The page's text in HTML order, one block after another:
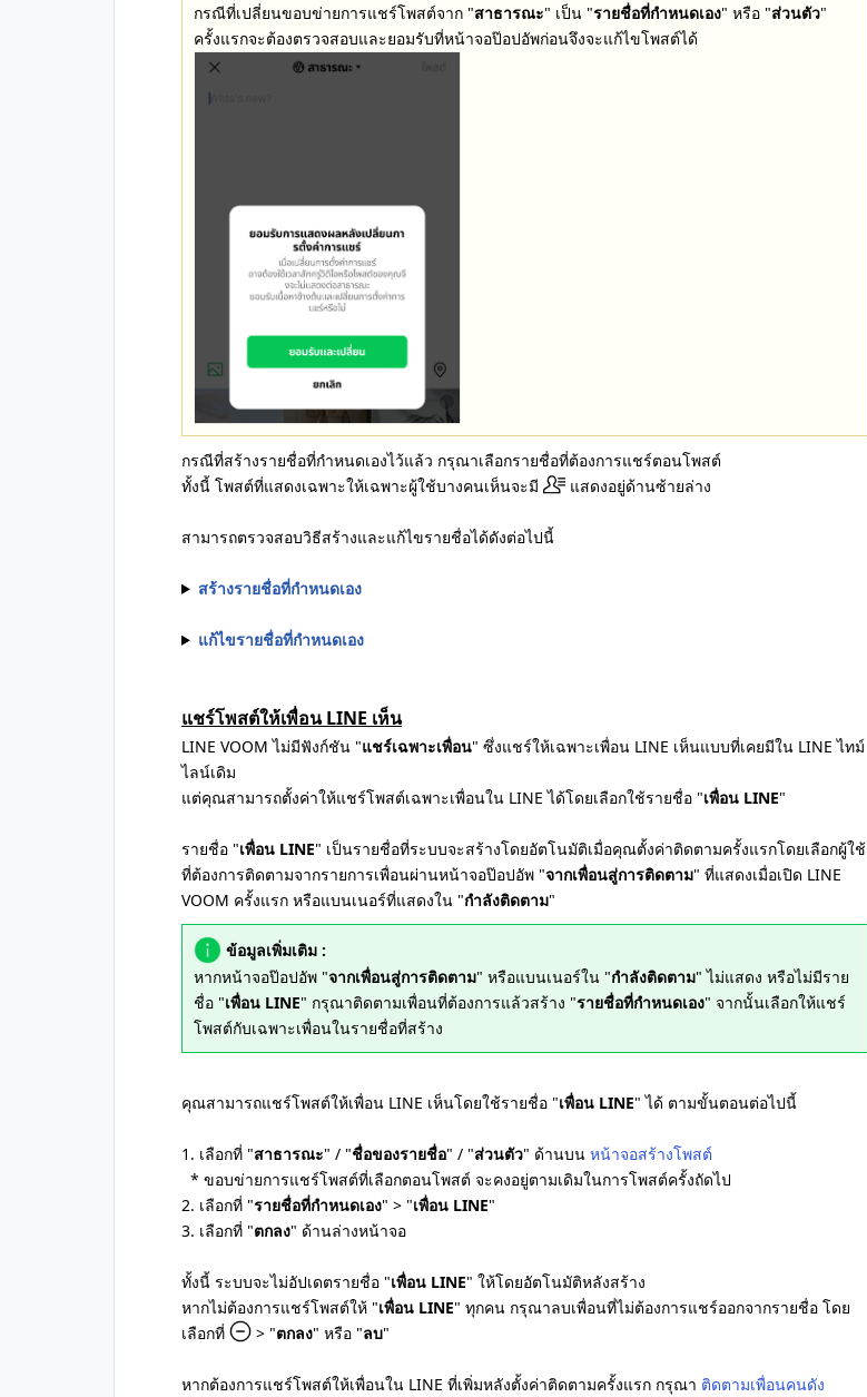
กรณีที่เปลี่ยนขอบข่ายการแชร์โพสต์จาก "สาธารณะ" เป็น "รายชื่อที่กำหนดเอง" หรือ "ส่วนตัว"
ครั้งแรกจะต้องตรวจสอบและยอมรับที่หน้าจอป๊อปอัพก่อนจึงจะแก้ไขโพสต์ได้
กรณีที่สร้างรายชื่อที่กำหนดเองไว้แล้ว กรุณาเลือกรายชื่อที่ต้องการแชร์ตอนโพสต์
ทั้งนี้ โพสต์ที่แสดงเฉพาะให้เฉพาะผู้ใช้บางคนเห็นจะมี
แสดงอยู่ด้านซ้ายล่าง
สามารถตรวจสอบวิธีสร้างและแก้ไขรายชื่อได้ดังต่อไปนี้
สร้างรายชื่อที่กำหนดเอง
แก้ไขรายชื่อที่กำหนดเอง
แชร์โพสต์ให้เพื่อน LINE เห็น
LINE VOOM ไม่มีฟังก์ชัน "แชร์เฉพาะเพื่อน" ซึ่งแชร์ให้เฉพาะเพื่อน LINE เห็นแบบที่เคยมีใน LINE ไทม์
ไลน์เดิม
แต่คุณสามารถตั้งค่าให้แชร์โพสต์เฉพาะเพื่อนใน LINE ได้โดยเลือกใช้รายชื่อ "เพื่อน LINE"
รายชื่อ "เพื่อน LINE" เป็นรายชื่อที่ระบบจะสร้างโดยอัตโนมัติเมื่อคุณตั้งค่าติดตามครั้งแรกโดยเลือกผู้ใช้
ที่ต้องการติดตามจากรายการเพื่อนผ่านหน้าจอป๊อปอัพ "จากเพื่อนสู่การติดตาม" ที่แสดงเมื่อเปิด LINE
VOOM ครั้งแรก หรือแบนเนอร์ที่แสดงใน "กำลังติดตาม"
ข้อมูลเพิ่มเติม :
หากหน้าจอป๊อปอัพ "จากเพื่อนสู่การติดตาม" หรือแบนเนอร์ใน "กำลังติดตาม" ไม่แสดง หรือไม่มีราย
ชื่อ "เพื่อน LINE" กรุณาติดตามเพื่อนที่ต้องการแล้วสร้าง "รายชื่อที่กำหนดเอง" จากนั้นเลือกให้แชร์
โพสต์กับเฉพาะเพื่อนในรายชื่อที่สร้าง
คุณสามารถแชร์โพสต์ให้เพื่อน LINE เห็นโดยใช้รายชื่อ "เพื่อน LINE" ได้ ตามขั้นตอนต่อไปนี้
1. เลือกที่ "สาธารณะ" / "ชื่อของรายชื่อ" / "ส่วนตัว" ด้านบน หน้าจอสร้างโพสต์
* ขอบข่ายการแชร์โพสต์ที่เลือกตอนโพสต์ จะคงอยู่ตามเดิมในการโพสต์ครั้งถัดไป
2. เลือกที่ "รายชื่อที่กำหนดเอง" > "เพื่อน LINE"
3. เลือกที่ "ตกลง" ด้านล่างหน้าจอ
ทั้งนี้ ระบบจะไม่อัปเดตรายชื่อ "เพื่อน LINE" ให้โดยอัตโนมัติหลังสร้าง
หากไม่ต้องการแชร์โพสต์ให้ "เพื่อน LINE" ทุกคน กรุณาลบเพื่อนที่ไม่ต้องการแชร์ออกจากรายชื่อ โดย
เลือกที่
> "ตกลง" หรือ "ลบ"
หากต้องการแชร์โพสต์ให้เพื่อนใน LINE ที่เพิ่มหลังตั้งค่าติดตามครั้งแรก กรุณา ติดตามเพื่อนคนดัง